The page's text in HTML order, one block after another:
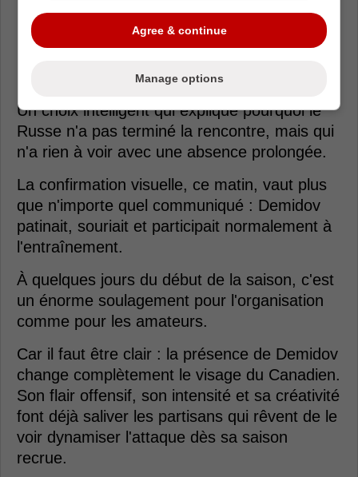
Loading from Twitter ...
Un choix intelligent qui explique pourquoi le
Russe n'a pas terminé la rencontre, mais qui
n'a rien à voir avec une absence prolongée.
La confirmation visuelle, ce matin, vaut plus
que n'importe quel communiqué : Demidov
patinait, souriait et participait normalement à
l'entraînement.
À quelques jours du début de la saison, c'est
un énorme soulagement pour l'organisation
comme pour les amateurs.
Car il faut être clair : la présence de Demidov
change complètement le visage du Canadien.
Son flair offensif, son intensité et sa créativité
font déjà saliver les partisans qui rêvent de le
voir dynamiser l'attaque dès sa saison
recrue.
Agree & continue
Manage options